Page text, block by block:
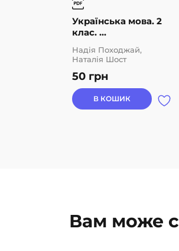
Українська мова. 2
клас. ...
50 грн
Надія Походжай,
Наталія Шост
В КОШИК
Вам може